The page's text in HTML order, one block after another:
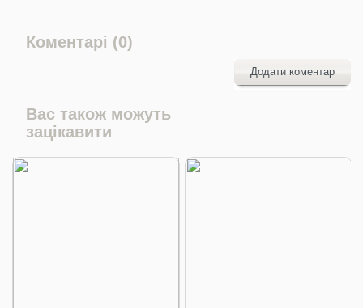
Коментарі (0)
Додати коментар
Вас також можуть
зацікавити